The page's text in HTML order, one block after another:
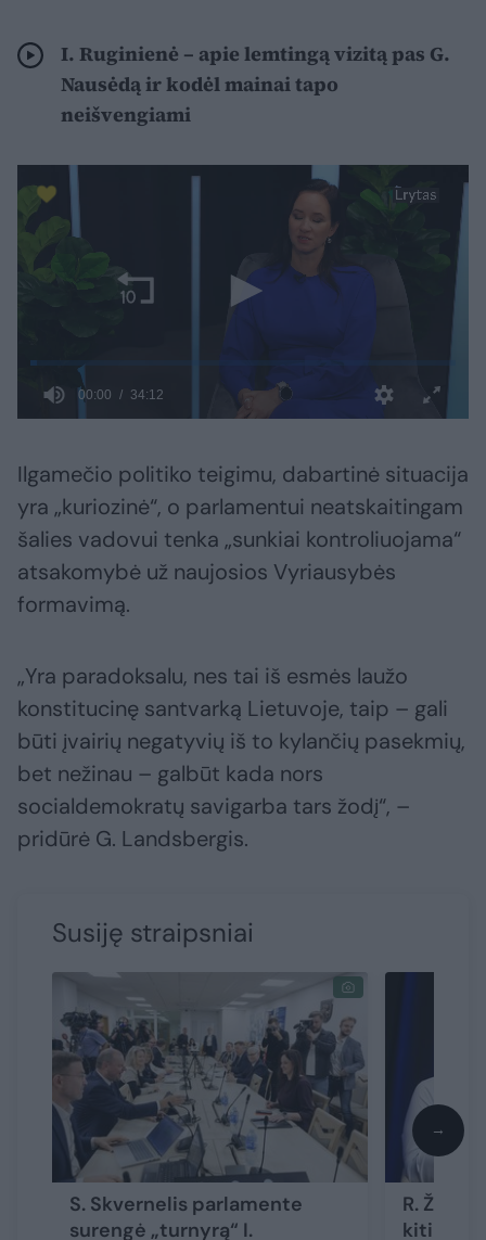
I. Ruginienė – apie lemtingą vizitą pas G.
Nausėdą ir kodėl mainai tapo
neišvengiami
Ilgamečio politiko teigimu, dabartinė situacija
yra „kuriozinė“, o parlamentui neatskaitingam
šalies vadovui tenka „sunkiai kontroliuojama“
atsakomybė už naujosios Vyriausybės
formavimą.
„Yra paradoksalu, nes tai iš esmės laužo
konstitucinę santvarką Lietuvoje, taip – gali
būti įvairių negatyvių iš to kylančių pasekmių,
bet nežinau – galbūt kada nors
socialdemokratų savigarba tars žodį“, –
pridūrė G. Landsbergis.
Susiję straipsniai
S. Skvernelis parlamente
surengė „turnyrą“ I.
R.
kiti
→